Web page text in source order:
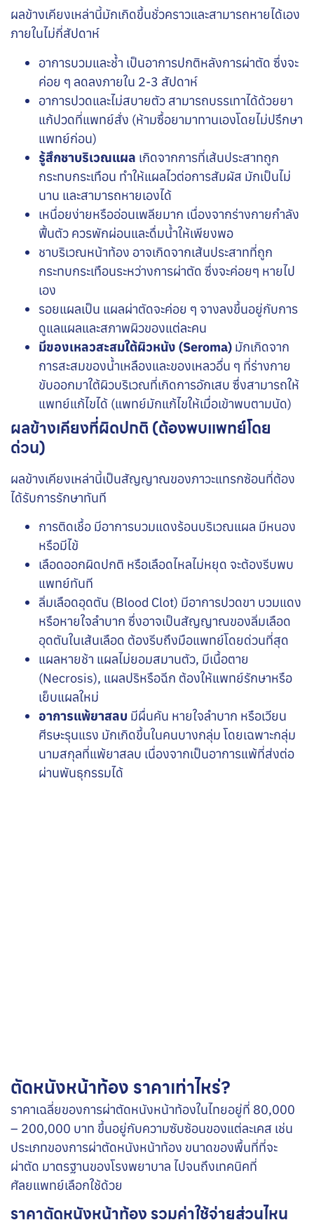
ผลข้างเคียงเหล่านี้มักเกิดขึ้นชั่วคราวและสามารถหายได้เอง
ภายในไม่กี่สัปดาห์
อาการบวมและช้ำ เป็นอาการปกติหลังการผ่าตัด ซึ่งจะ
ค่อย ๆ ลดลงภายใน 2-3 สัปดาห์
อาการปวดและไม่สบายตัว สามารถบรรเทาได้ด้วยยา
แก้ปวดที่แพทย์สั่ง (ห้ามซื้อยามาทานเองโดยไม่ปรึกษา
แพทย์ก่อน)
รู้สึกชาบริเวณแผล เกิดจากการที่เส้นประสาทถูก
กระทบกระเทือน ทำให้แผลไวต่อการสัมผัส มักเป็นไม่
นาน และสามารถหายเองได้
เหนื่อยง่ายหรืออ่อนเพลียมาก เนื่องจากร่างกายกำลัง
ฟื้นตัว ควรพักผ่อนและดื่มน้ำให้เพียงพอ
ชาบริเวณหน้าท้อง อาจเกิดจากเส้นประสาทที่ถูก
กระทบกระเทือนระหว่างการผ่าตัด ซึ่งจะค่อยๆ หายไป
เอง
รอยแผลเป็น แผลผ่าตัดจะค่อย ๆ จางลงขึ้นอยู่กับการ
ดูแลแผลและสภาพผิวของแต่ละคน
มีของเหลวสะสมใต้ผิวหนัง (Seroma) มักเกิดจาก
การสะสมของน้ำเหลืองและของเหลวอื่น ๆ ที่ร่างกาย
ขับออกมาใต้ผิวบริเวณที่เกิดการอักเสบ ซึ่งสามารถให้
แพทย์แก้ไขได้ (แพทย์มักแก้ไขให้เมื่อเข้าพบตามนัด)
ผลข้างเคียงที่ผิดปกติ (ต้องพบแพทย์โดย
ด่วน)
ผลข้างเคียงเหล่านี้เป็นสัญญาณของภาวะแทรกซ้อนที่ต้อง
ได้รับการรักษาทันที
การติดเชื้อ มีอาการบวมแดงร้อนบริเวณแผล มีหนอง
หรือมีไข้
เลือดออกผิดปกติ หรือเลือดไหลไม่หยุด จะต้องรีบพบ
แพทย์ทันที
ลิ่มเลือดอุดตัน (Blood Clot) มีอาการปวดขา บวมแดง
หรือหายใจลำบาก ซึ่งอาจเป็นสัญญาณของลิ่มเลือด
อุดตันในเส้นเลือด ต้องรีบถึงมือแพทย์โดยด่วนที่สุด
แผลหายช้า แผลไม่ยอมสมานตัว, มีเนื้อตาย
(Necrosis), แผลปริหรือฉีก ต้องให้แพทย์รักษาหรือ
เย็บแผลใหม่
อาการแพ้ยาสลบ มีผื่นคัน หายใจลำบาก หรือเวียน
ศีรษะรุนแรง มักเกิดขึ้นในคนบางกลุ่ม โดยเฉพาะกลุ่ม
นามสกุลที่แพ้ยาสลบ เนื่องจากเป็นอาการแพ้ที่ส่งต่อ
ผ่านพันธุกรรมได้
ตัดหนังหน้าท้อง ราคาเท่าไหร่?
ราคาเฉลี่ยของการผ่าตัดหนังหน้าท้องในไทยอยู่ที่ 80,000
– 200,000 บาท ขึ้นอยู่กับความซับซ้อนของแต่ละเคส เช่น
ประเภทของการผ่าตัดหนังหน้าท้อง ขนาดของพื้นที่ที่จะ
ผ่าตัด มาตรฐานของโรงพยาบาล ไปจนถึงเทคนิคที่
ศัลยแพทย์เลือกใช้ด้วย
ราคาตัดหนังหน้าท้อง รวมค่าใช้จ่ายส่วนไหน